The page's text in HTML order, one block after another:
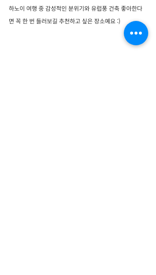
하노이 여행 중 감성적인 분위기와 유럽풍 건축 좋아한다
면 꼭 한 번 들러보길 추천하고 싶은 장소예요 :)